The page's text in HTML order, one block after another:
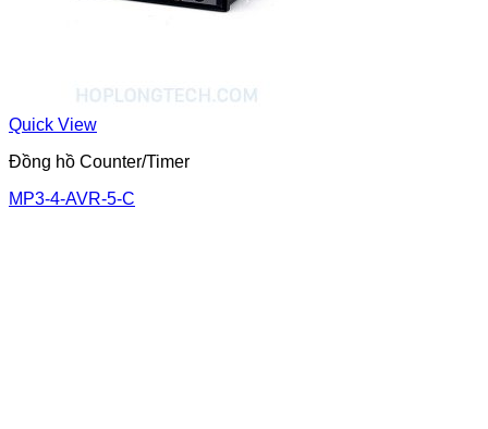
Quick View
Đồng hồ Counter/Timer
MP3-4-AVR-5-C